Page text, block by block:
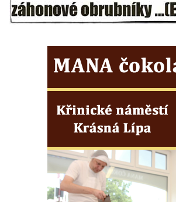
Švarcvaldská skalní brána ve Skalním
divadle u Hamru na Jezeře
Geopark VlnoKam u Brozan nad Ohří
Vyhlídka ve Svojkovských skalách
Vyhlídka pod Tisovým vrchem u Svojkova
Jeskyně Poustevna u Svojkova
Skalní okna Kolonáda u Svojkova
Slavíček